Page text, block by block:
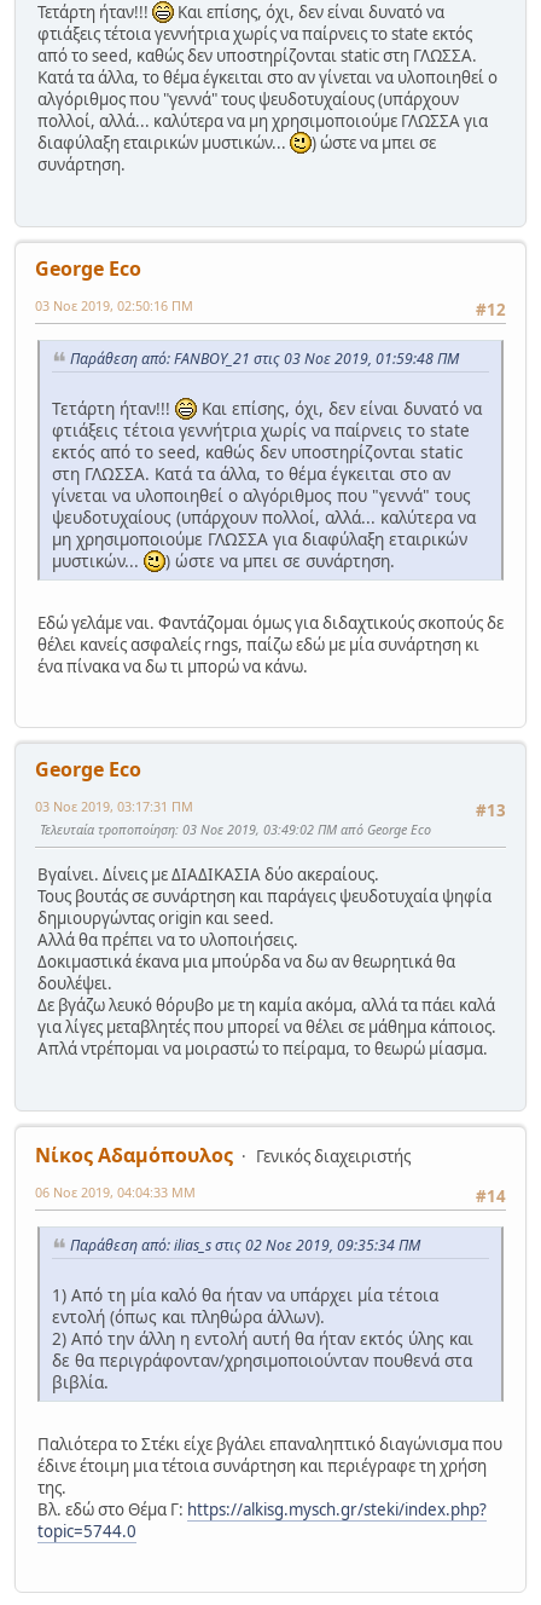
Τετάρτη ήταν!!!
Και επίσης, όχι, δεν είναι δυνατό να
φτιάξεις τέτοια γεννήτρια χωρίς να παίρνεις το state εκτός
από το seed, καθώς δεν υποστηρίζονται static στη ΓΛΩΣΣΑ.
Κατά τα άλλα, το θέμα έγκειται στο αν γίνεται να υλοποιηθεί ο
αλγόριθμος που "γεννά" τους ψευδοτυχαίους (υπάρχουν
πολλοί, αλλά... καλύτερα να μη χρησιμοποιούμε ΓΛΩΣΣΑ για
διαφύλαξη εταιρικών μυστικών...
) ώστε να μπει σε
συνάρτηση.
George Eco
#12
03 Νοε 2019, 02:50:16 ΠΜ
Παράθεση από: FANBOY_21 στις 03 Νοε 2019, 01:59:48 ΠΜ
Τετάρτη ήταν!!!
Και επίσης, όχι, δεν είναι δυνατό να
φτιάξεις τέτοια γεννήτρια χωρίς να παίρνεις το state
εκτός από το seed, καθώς δεν υποστηρίζονται static
στη ΓΛΩΣΣΑ. Κατά τα άλλα, το θέμα έγκειται στο αν
γίνεται να υλοποιηθεί ο αλγόριθμος που "γεννά" τους
ψευδοτυχαίους (υπάρχουν πολλοί, αλλά... καλύτερα να
μη χρησιμοποιούμε ΓΛΩΣΣΑ για διαφύλαξη εταιρικών
μυστικών...
) ώστε να μπει σε συνάρτηση.
Εδώ γελάμε ναι. Φαντάζομαι όμως για διδαχτικούς σκοπούς δε
θέλει κανείς ασφαλείς rngs, παίζω εδώ με μία συνάρτηση κι
ένα πίνακα να δω τι μπορώ να κάνω.
George Eco
#13
03 Νοε 2019, 03:17:31 ΠΜ
Τελευταία τροποποίηση: 03 Νοε 2019, 03:49:02 ΠΜ από George Eco
Βγαίνει. Δίνεις με ΔΙΑΔΙΚΑΣΙΑ δύο ακεραίους.
Τους βουτάς σε συνάρτηση και παράγεις ψευδοτυχαία ψηφία
δημιουργώντας origin και seed.
Αλλά θα πρέπει να το υλοποιήσεις.
Δοκιμαστικά έκανα μια μπούρδα να δω αν θεωρητικά θα
δουλέψει.
Δε βγάζω λευκό θόρυβο με τη καμία ακόμα, αλλά τα πάει καλά
για λίγες μεταβλητές που μπορεί να θέλει σε μάθημα κάποιος.
Απλά ντρέπομαι να μοιραστώ το πείραμα, το θεωρώ μίασμα.
Νίκος Αδαμόπουλος
Γενικός διαχειριστής
#14
06 Νοε 2019, 04:04:33 ΜΜ
Παράθεση από: ilias_s στις 02 Νοε 2019, 09:35:34 ΠΜ
1) Από τη μία καλό θα ήταν να υπάρχει μία τέτοια
εντολή (όπως και πληθώρα άλλων).
2) Από την άλλη η εντολή αυτή θα ήταν εκτός ύλης και
δε θα περιγράφονταν/χρησιμοποιούνταν πουθενά στα
βιβλία.
Παλιότερα το Στέκι είχε βγάλει επαναληπτικό διαγώνισμα που
έδινε έτοιμη μια τέτοια συνάρτηση και περιέγραφε τη χρήση
της.
Βλ. εδώ στο Θέμα Γ: https://alkisg.mysch.gr/steki/index.php?
topic=5744.0